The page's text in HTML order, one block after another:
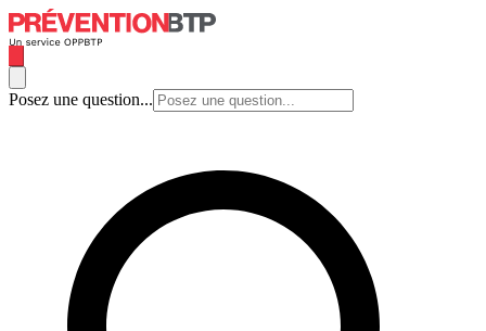
Posez une question...